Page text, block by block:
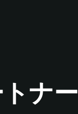
ナー